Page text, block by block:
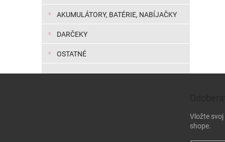
AKUMULÁTORY, BATÉRIE, NABÍJAČKY
DARČEKY
OSTATNÉ
Vložte
shope.